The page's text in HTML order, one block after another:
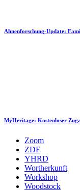
Ahnenforschung-Update:
MyHeritage: Kostenloser
Zoom
ZDF
YHRD
Wortherkunft
Workshop
Woodstock